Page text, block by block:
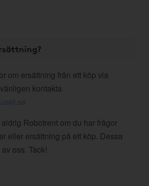
om ersättning från ett köp via
kontakta
Robotrent om du har frågor
eller ersättning på ett köp. Dessa
oss. Tack!